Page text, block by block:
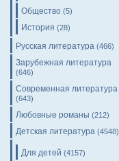
Общество (5)
История (28)
Русская литература (466)
Зарубежная литература
(646)
Современная литература
(643)
Любовные романы (212)
Детская литература (4548)
Для детей (4157)